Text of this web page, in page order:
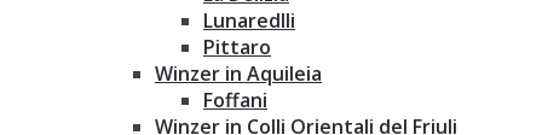
Lunaredlli
Pittaro
Winzer in Aquileia
Foffani
Winzer in Colli Orientali del Friuli